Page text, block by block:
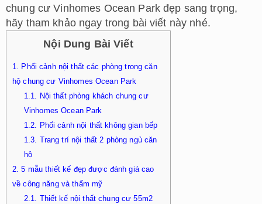
chung cư Vinhomes Ocean Park đẹp sang trọng,
hãy tham khảo ngay trong bài viết này nhé.
Nội Dung Bài Viết
1. Phối cảnh nội thất các phòng trong căn
hộ chung cư Vinhomes Ocean Park
1.1. Nội thất phòng khách chung cư
Vinhomes Ocean Park
1.2. Phối cảnh nội thất không gian bếp
1.3. Trang trí nội thất 2 phòng ngủ căn
hộ
2. 5 mẫu thiết kế đẹp được đánh giá cao
về công năng và thẩm mỹ
2.1. Thiết kế nội thất chung cư 55m2